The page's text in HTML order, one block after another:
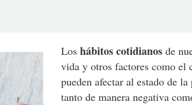
Loshábitos cotidianos de
vida y otros factores como el
pueden afectar al estado de la
tanto de manera negativa